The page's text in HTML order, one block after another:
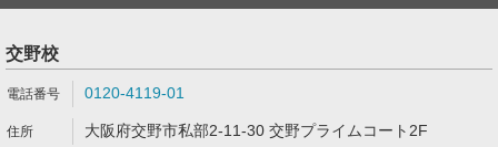
交野校
0120-4119-01
大阪府交野市私部2-11-30 交野プライムコート2F